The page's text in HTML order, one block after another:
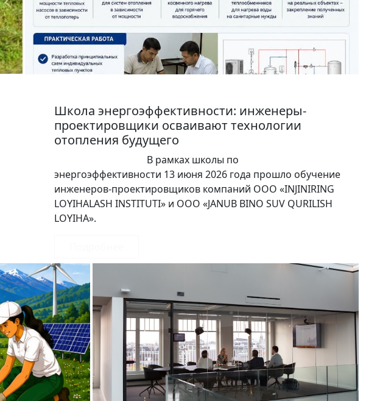
Школа энергоэффективности: инженеры-
проектировщики осваивают технологии
отопления будущего
В рамках школы по
энергоэффективности 13 июня 2026 года прошло обучение
инженеров-проектировщиков компаний ООО «INJINIRING
LOYIHALASH INSTITUTI» и ООО «JANUB BINO SUV QURILISH
LOYIHA».